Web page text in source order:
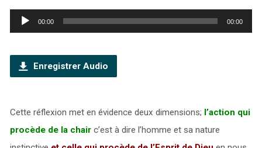
Lecteur
audio
00:00 00:00
Enregistrer Audio
Cette réflexion met en évidence deux dimensions; l’action qui
procède de la chair c’est à dire l’homme et sa nature